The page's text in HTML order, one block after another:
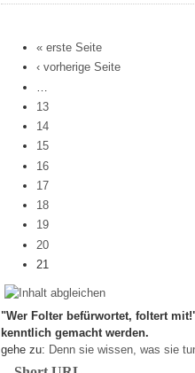
« erste Seite
‹ vorherige Seite
13
14
15
16
17
18
19
20
21
"Wer Folter befürwortet, foltert
kenntlich gemacht werden.
gehe zu: Denn sie wissen, was sie